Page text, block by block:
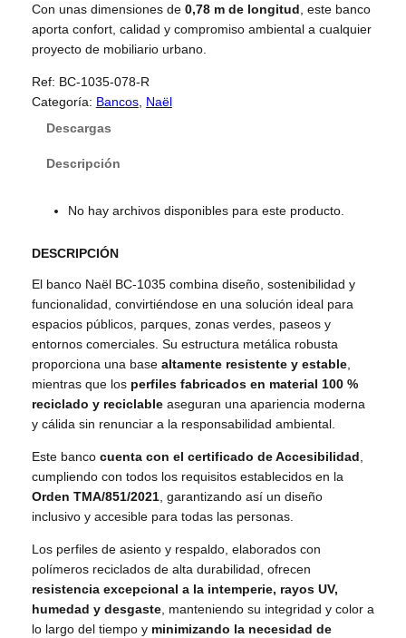
Con unas dimensiones de 0,78 m de longitud , este banco
aporta confort, calidad y compromiso ambiental a cualquier
proyecto de mobiliario urbano.
Ref: BC-1035-078-R
Categoría: Bancos, Naël
Descargas
Descripción
No hay archivos disponibles para este producto.
DESCRIPCIÓN
El banco Naël BC-1035 combina diseño, sostenibilidad y
funcionalidad, convirtiéndose en una solución ideal para
espacios públicos, parques, zonas verdes, paseos y
entornos comerciales. Su estructura metálica robusta
proporciona una base altamente resistente y estable,
mientras que los perfiles fabricados en material 100 %
reciclado y reciclableaseguran una apariencia moderna
y cálida sin renunciar a la responsabilidad ambiental.
Este bancocuenta con el certificado de Accesibilidad
cumpliendo con todos los requisitos establecidos en la
Orden TMA/851/2021, garantizando así un diseño
inclusivo y accesible para todas las personas.
Los perfiles de asiento y respaldo, elaborados con
polímeros reciclados de alta durabilidad, ofrecen
resistencia excepcional a la intemperie, rayos UV,
humedad y desgaste, manteniendo su integridad y color a
lo largo del tiempo y minimizando la necesidad de